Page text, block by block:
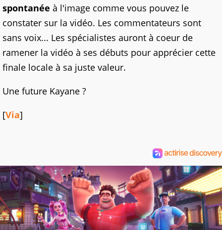
spontanée à l'image comme vous pouvez le
constater sur la vidéo. Les commentateurs sont
sans voix... Les spécialistes auront à coeur de
ramener la vidéo à ses débuts pour apprécier cette
finale locale à sa juste valeur.
Une future Kayane ?
[Via]